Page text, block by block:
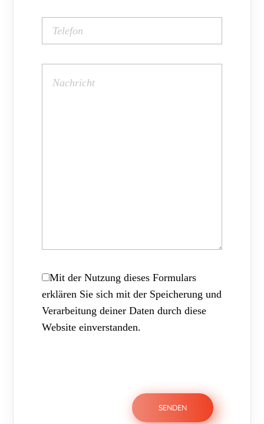
Mit der Nutzung dieses Formulars
erklären Sie sich mit der Speicherung und
Verarbeitung deiner Daten durch diese
Website einverstanden.